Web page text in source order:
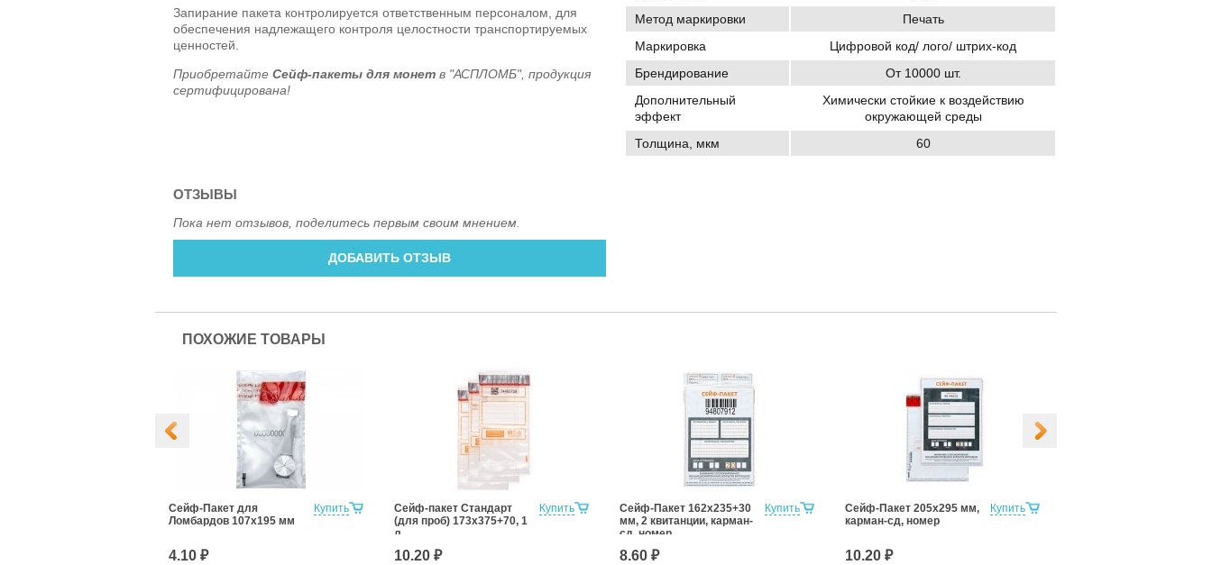
Запирание пакета контролируется ответственным персоналом, для
обеспечения надлежащего контроля целостности транспортируемых
ценностей.
Приобретайте Сейф-пакеты для монет в "АСПЛОМБ", продукция
сертифицирована!
Метод маркировки
Печать
Маркировка
Цифровой код/ лого/ штрих-код
Брендирование
От 10000 шт.
Дополнительный
эффект
Химически стойкие к воздействию
окружающей среды
Толщина, мкм
60
ОТЗЫВЫ
Пока нет отзывов, поделитесь первым своим мнением.
ДОБАВИТЬ ОТЗЫВ
ПОХОЖИЕ ТОВАРЫ
Купить
Сейф-Пакет для
Ломбардов 107x195 мм
4.10 ₽
Купить
Сейф-пакет Стандарт
(для проб) 173x375+70, 1
л
10.20 ₽
Купить
Сейф-Пакет 162х235+30
мм, 2 квитанции, карман-
сд, номер
8.60 ₽
Купить
Сейф-Пакет 205х295 мм,
карман-сд, номер
10.20 ₽